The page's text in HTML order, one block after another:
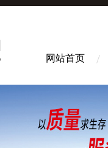
网站首页